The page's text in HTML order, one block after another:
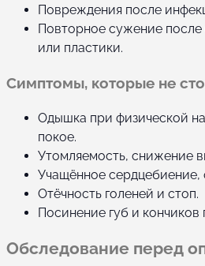
Повреждения после
Повторное сужение
или пластики.
Симптомы, которые не
Одышка при физической
покое.
Утомляемость, снижение
Учащённое
Отёчность голеней и стоп.
Посинение губ и кончиков
Обследование перед